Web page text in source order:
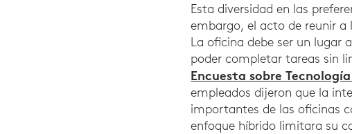
Esta diversidad en las
embargo, el acto de reunir
La oficina debe ser un lugar
poder completar tareas sin
Encuesta sobre
empleados dijeron que la
importantes de las oficinas
enfoque híbrido limitara su